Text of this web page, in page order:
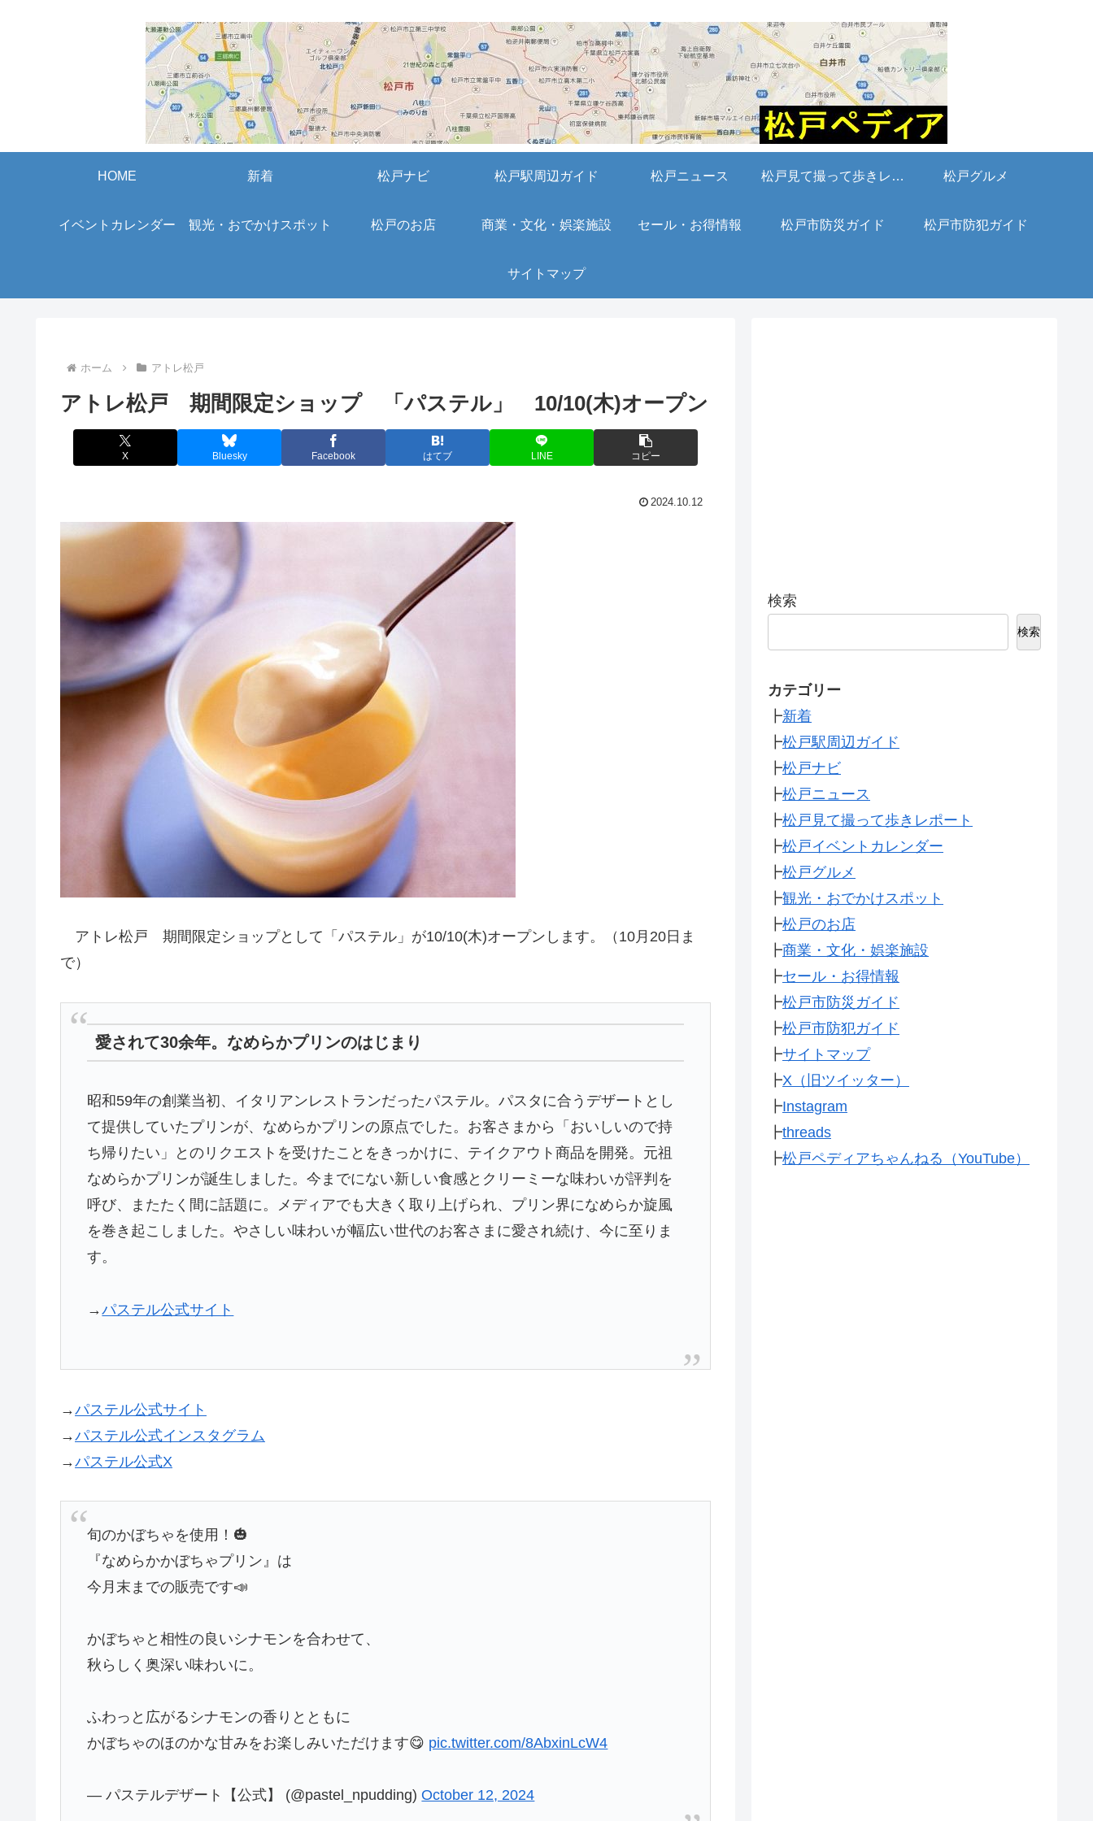
HOME 新着 松戸ナビ 松戸駅周辺ガイド 松戸ニュース 松戸見て撮って歩きレポート 松戸グルメ
イベントカレンダー 観光・おでかけスポット 松戸のお店 商業・文化・娯楽施設 セール・お得情報 松戸市防災ガイド 松戸市防犯ガイド
サイトマップ
ホーム アトレ松戸
アトレ松戸 期間限定ショップ 「パステル」 10/10(木)オープン
X Bluesky Facebook はてブ LINE コピー
2024.10.12
アトレ松戸 期間限定ショップとして「パステル」が10/10(木)オープンします。（10月20日ま
で）
愛されて30余年。なめらかプリンのはじまり
昭和59年の創業当初、イタリアンレストランだったパステル。パスタに合うデザートとし
て提供していたプリンが、なめらかプリンの原点でした。お客さまから「おいしいので持
ち帰りたい」とのリクエストを受けたことをきっかけに、テイクアウト商品を開発。元祖
なめらかプリンが誕生しました。今までにない新しい食感とクリーミーな味わいが評判を
呼び、またたく間に話題に。メディアでも大きく取り上げられ、プリン界になめらか旋風
を巻き起こしました。やさしい味わいが幅広い世代のお客さまに愛され続け、今に至りま
す。
→パステル公式サイト
→パステル公式サイト
→パステル公式インスタグラム
→パステル公式X
旬のかぼちゃを使用！🎃
『なめらかかぼちゃプリン』は
今月末までの販売です📣
かぼちゃと相性の良いシナモンを合わせて、
秋らしく奥深い味わいに。
ふわっと広がるシナモンの香りとともに
かぼちゃのほのかな甘みをお楽しみいただけます😋 pic.twitter.com/8AbxinLcW4
— パステルデザート【公式】 (@pastel_npudding)October 12, 2024
検索
検索
カテゴリー
┣新着
┣松戸駅周辺ガイド
┣松戸ナビ
┣松戸ニュース
┣松戸見て撮って歩きレポート
┣松戸イベントカレンダー
┣松戸グルメ
┣観光・おでかけスポット
┣松戸のお店
┣商業・文化・娯楽施設
┣セール・お得情報
┣松戸市防災ガイド
┣松戸市防犯ガイド
┣サイトマップ
┣X（旧ツイッター）
┣Instagram
┣threads
┣松戸ペディアちゃんねる（YouTube）